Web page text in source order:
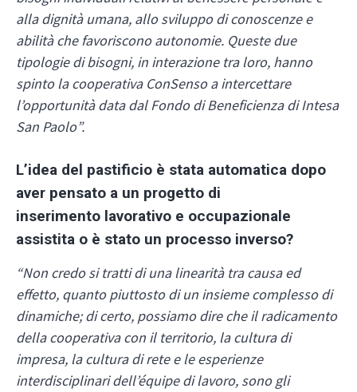
alla dignità umana, allo sviluppo di conoscenze e
abilità che favoriscono autonomie. Queste due
tipologie di bisogni, in interazione tra loro, hanno
spinto la cooperativa ConSenso a intercettare
l’opportunità data dal Fondo di Beneficienza di Intesa
San Paolo”.
L’idea del pastificio è stata automatica dopo
aver pensato a un progetto di
inserimento lavorativo e occupazionale
assistita o è stato un processo inverso?
“Non credo si tratti di una linearità tra causa ed
effetto, quanto piuttosto di un insieme complesso di
dinamiche; di certo, possiamo dire che il radicamento
della cooperativa con il territorio, la cultura di
impresa, la cultura di rete e le esperienze
interdisciplinari dell’équipe di lavoro, sono gli